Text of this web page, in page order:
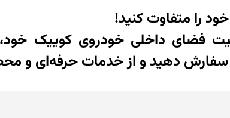
را متفاوت کنید!
فضای داخلی خودروی کوییک
دهید و از خدمات حرفه‌ای و